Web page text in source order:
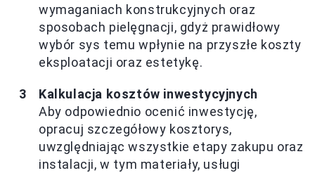
wymaganiach konstrukcyjnych oraz
sposobach pielęgnacji, gdyż prawidłowy
wybór sys temu wpłynie na przyszłe koszty
eksploatacji oraz estetykę.
Kalkulacja kosztów inwestycyjnych
Aby odpowiednio ocenić inwestycję,
opracuj szczegółowy kosztorys,
uwzględniając wszystkie etapy zakupu oraz
instalacji, w tym materiały, usługi